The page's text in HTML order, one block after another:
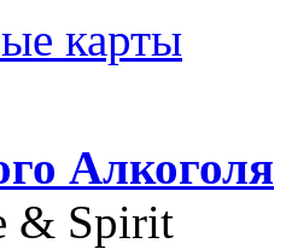
карты
Алкоголя
& Spirit